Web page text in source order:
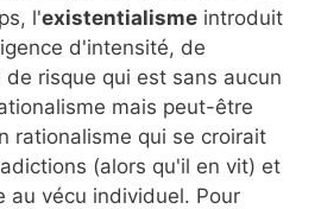
l'existentialisme introduit
d'intensité, de
risque qui est sans aucun
mais peut-être
rationalisme qui se croirait
(alors qu'il en vit) et
au vécu individuel. Pour